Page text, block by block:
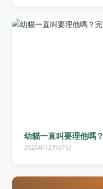
幼貓一直叫要理他嗎
2025年12月07日